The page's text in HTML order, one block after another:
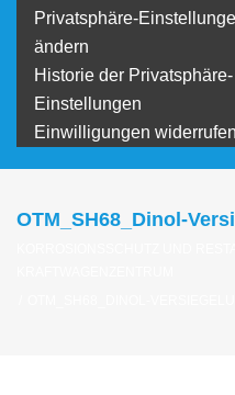
Privatsphäre-
ändern
Historie der Privatsphäre-
Einstellungen
Einwilligungen widerrufen
OTM_SH68_Dinol-